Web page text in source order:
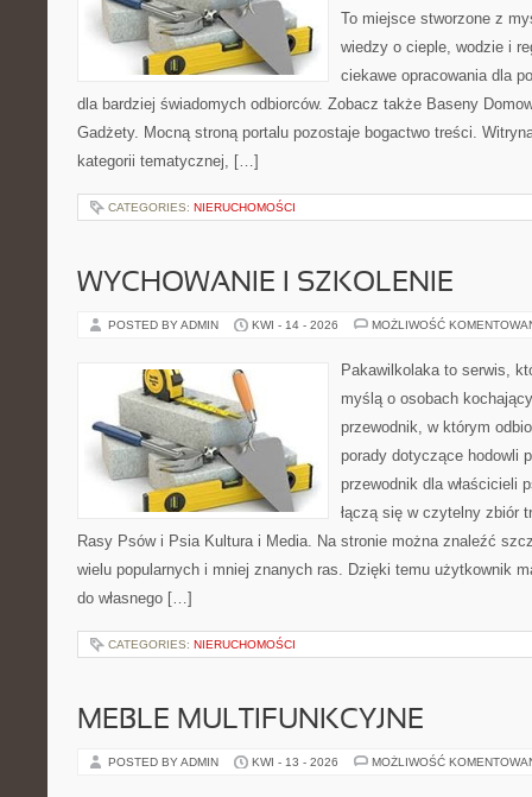
To miejsce stworzone z
wiedzy o cieple, wodzie i
ciekawe opracowania dla
dla bardziej świadomych odbiorców. Zobacz także Baseny
Gadżety. Mocną stroną portalu pozostaje bogactwo treści.
kategorii tematycznej, […]
CATEGORIES: NIERUCHOMOŚCI
WYCHOWANIE I SZKOLENIE
POSTED BY ADMIN KWI - 14 - 2026 MOŻLIWOŚĆ
Pakawilkolaka to serwis,
myślą o osobach
przewodnik, w którym
porady dotyczące hodowli
przewodnik dla właścicieli
łączą się w czytelny zbiór
Rasy Psów i Psia Kultura i Media. Na stronie można znaleźć
wielu popularnych i mniej znanych ras. Dzięki temu użytkownik
do własnego […]
CATEGORIES: NIERUCHOMOŚCI
MEBLE MULTIFUNKCYJNE
POSTED BY ADMIN KWI - 13 - 2026 MOŻLIWOŚĆ